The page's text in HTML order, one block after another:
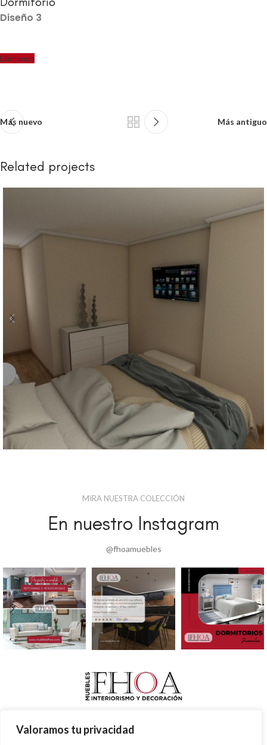
Valoramos tu privacidad
Diseño 3
Llámanos
Más nuevo Más antiguo
Related projects
MIRA NUESTRA COLECCIÓN
En nuestro Instagram
@fhoamuebles
INICIOQUIÉNES SOMOSREFORMAS